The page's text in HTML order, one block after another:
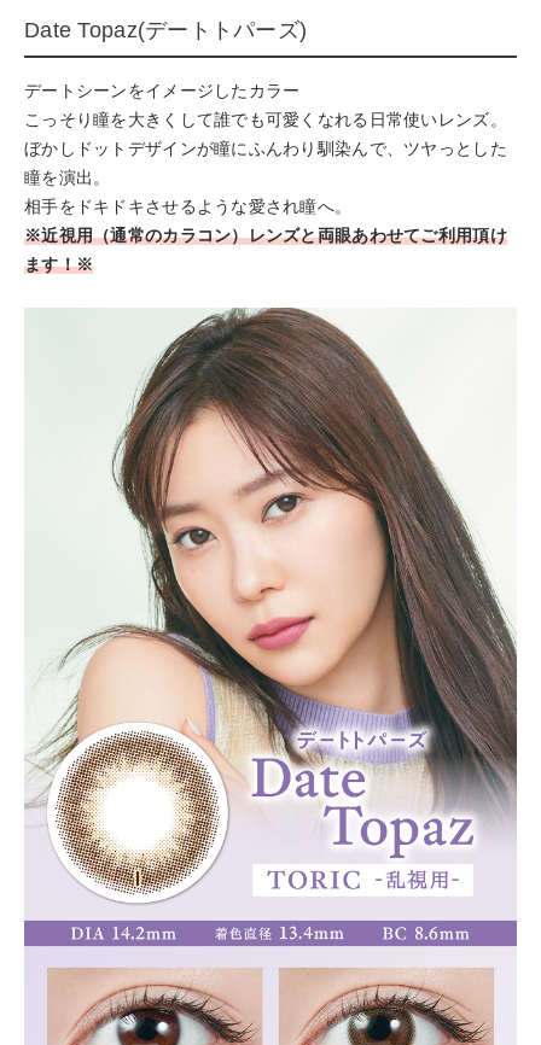
Date Topaz(デートトパーズ)
デートシーンをイメージしたカラー
こっそり瞳を大きくして誰でも可愛くなれる日常使いレンズ。
ぼかしドットデザインが瞳にふんわり馴染んで、ツヤっとした
瞳を演出。
相手をドキドキさせるような愛され瞳へ。
※近視用（通常のカラコン）レンズと両眼あわせてご利用頂け
ます！※